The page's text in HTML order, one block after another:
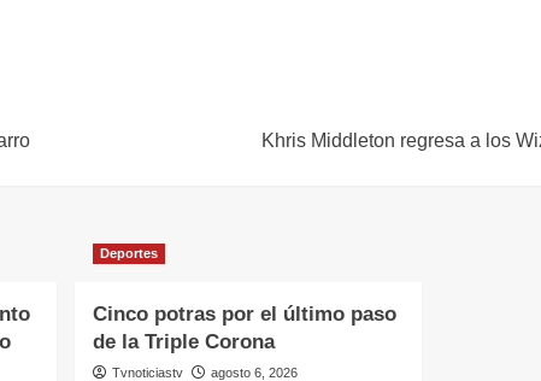
Khris Middleton regresa a los
Deportes
Cinco potras por el último paso
de la Triple Corona
Tvnoticiastv agosto 6, 2026